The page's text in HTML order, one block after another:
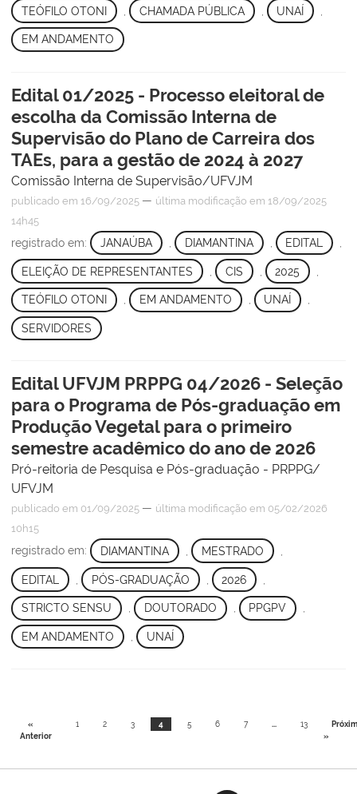
TEÓFILO OTONI CHAMADA PÚBLICA UNAÍ
EM ANDAMENTO
Edital 01/2025 - Processo eleitoral de
escolha da Comissão Interna de
Supervisão do Plano de Carreira dos
TAEs, para a gestão de 2024 à 2027
Comissão Interna de Supervisão/UFVJM
publicado em 16/09/2025 — última modificação em 18/09/2025
14h45
registrado em: JANAÚBA DIAMANTINA EDITAL
ELEIÇÃO DE REPRESENTANTES CIS 2025
TEÓFILO OTONI , EM ANDAMENTO , UNAÍ ,
SERVIDORES
Edital UFVJM PRPPG 04/2026 - Seleção
para o Programa de Pós-graduação em
Produção Vegetal para o primeiro
semestre acadêmico do ano de 2026
Pró-reitoria de Pesquisa e Pós-graduação - PRPPG/
UFVJM
publicado em 01/09/2025 — última modificação em 05/02/2026
10h15
registrado em: DIAMANTINA MESTRADO
EDITAL PÓS-GRADUAÇÃO 2026
STRICTO SENSU , DOUTORADO , PPGPV ,
EM ANDAMENTO UNAÍ
«
Anterior
1 2 3 4 5 6 7 ... 13
»